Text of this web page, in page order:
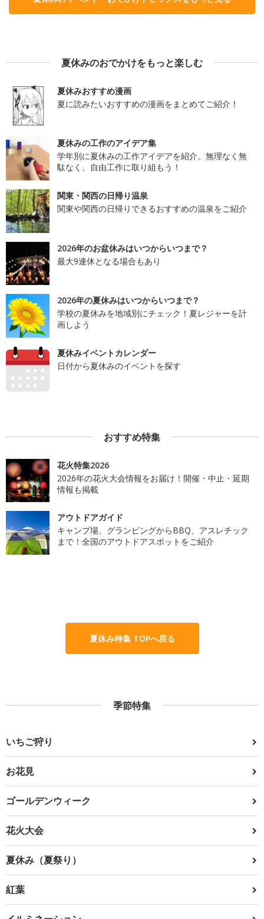
夏休みのおでかけをもっと楽しむ
夏休みおすすめ漫画
夏に読みたいおすすめの漫画をまとめてご紹介！
夏休みの工作のアイデア集
学年別に夏休みの工作アイデアを紹介。無理なく無
駄なく、自由工作に取り組もう！
関東・関西の日帰り温泉
関東や関西の日帰りできるおすすめの温泉をご紹介
2026年のお盆休みはいつからいつまで？
最大9連休となる場合もあり
2026年の夏休みはいつからいつまで？
学校の夏休みを地域別にチェック！夏レジャーを計
画しよう
夏休みイベントカレンダー
日付から夏休みのイベントを探す
おすすめ特集
花火特集2026
2026年の花火大会情報をお届け！開催・中止・延期
情報も掲載
アウトドアガイド
キャンプ場、グランピングからBBQ、アスレチック
まで！全国のアウトドアスポットをご紹介
夏休み特集 TOPへ戻る
季節特集
いちご狩り
お花見
ゴールデンウィーク
花火大会
夏休み（夏祭り）
紅葉